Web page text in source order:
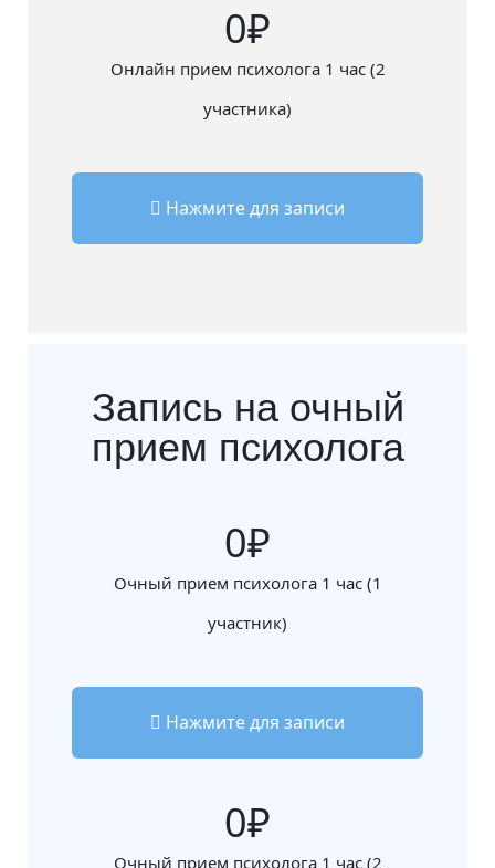
0
Онлайн прием психолога 1 час (2
участника)
Нажмите для записи
Запись на очный
прием психолога
0
Очный прием психолога 1 час (1
участник)
Нажмите для записи
0
Очный прием психолога 1 час (2